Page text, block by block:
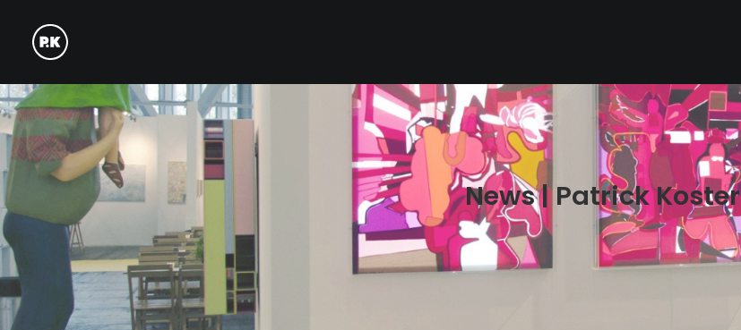
News | Patrick Koster